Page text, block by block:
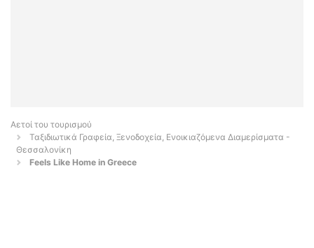
Αετοί του τουρισμού
Ταξιδιωτικά Γραφεία, Ξενοδοχεία, Ενοικιαζόμενα Διαμερίσματα -
Θεσσαλονίκη
Feels Like Home in Greece